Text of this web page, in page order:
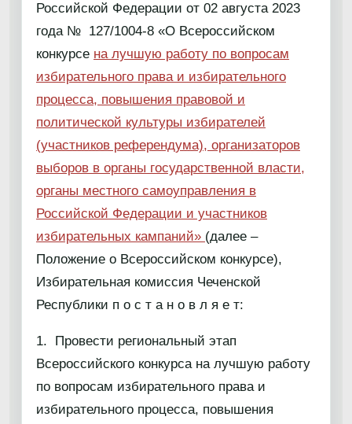
Российской Федерации от 02 августа 2023
года № 127/1004-8 «О Всероссийском
конкурсе на лучшую работу по вопросам
избирательного права и избирательного
процесса, повышения правовой и
политической культуры избирателей
(участников референдума), организаторов
выборов в органы государственной власти,
органы местного самоуправления в
Российской Федерации и участников
избирательных кампаний» (далее –
Положение о Всероссийском конкурсе),
Избирательная комиссия Чеченской
Республики п о с т а н о в л я е т:
1. Провести региональный этап
Всероссийского конкурса на лучшую работу
по вопросам избирательного права и
избирательного процесса, повышения